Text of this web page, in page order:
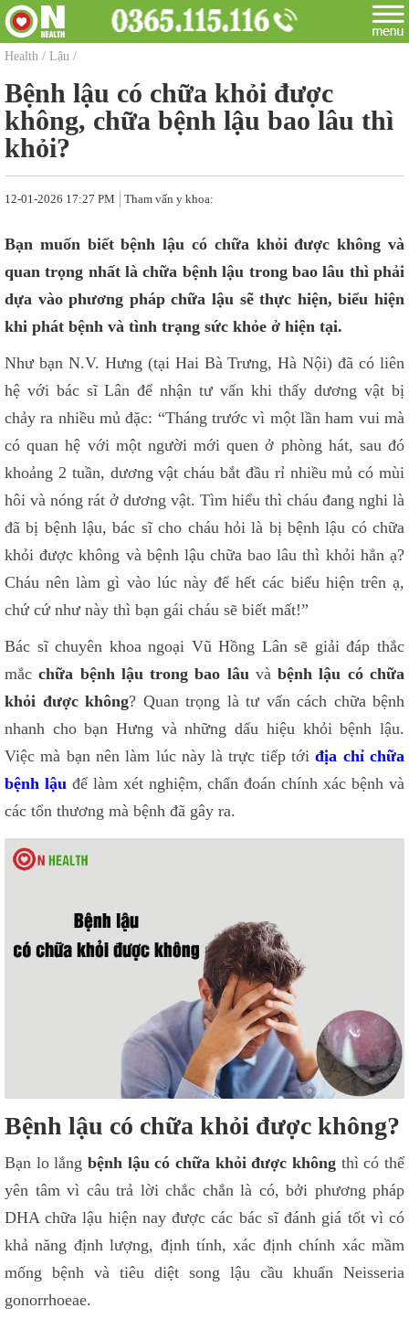
Health / Lậu /
Bệnh lậu có chữa khỏi được
không, chữa bệnh lậu bao lâu thì
khỏi?
12-01-2026 17:27 PM Tham vấn y khoa:
Bạn muốn biết bệnh lậu có chữa khỏi được không và
quan trọng nhất là chữa bệnh lậu trong bao lâu thì phải
dựa vào phương pháp chữa lậu sẽ thực hiện, biểu hiện
khi phát bệnh và tình trạng sức khỏe ở hiện tại.
Như bạn N.V. Hưng (tại Hai Bà Trưng, Hà Nội) đã có liên
hệ với bác sĩ Lân để nhận tư vấn khi thấy dương vật bị
chảy ra nhiều mủ đặc: “Tháng trước vì một lần ham vui mà
có quan hệ với một người mới quen ở phòng hát, sau đó
khoảng 2 tuần, dương vật cháu bắt đầu rỉ nhiều mủ có mùi
hôi và nóng rát ở dương vật. Tìm hiểu thì cháu đang nghi là
đã bị bệnh lậu, bác sĩ cho cháu hỏi là bị bệnh lậu có chữa
khỏi được không và bệnh lậu chữa bao lâu thì khỏi hẳn ạ?
Cháu nên làm gì vào lúc này để hết các biểu hiện trên ạ,
chứ cứ như này thì bạn gái cháu sẽ biết mất!”
Bác sĩ chuyên khoa ngoại Vũ Hồng Lân sẽ giải đáp thắc
mắcchữa bệnh lậu trong bao lâuvàbệnh lậu có chữa
khỏi được không? Quan trọng là tư vấn cách chữa bệnh
nhanh cho bạn Hưng và những dấu hiệu khỏi bệnh lậu.
Việc mà bạn nên làm lúc này là trực tiếp tớiđịa chỉ chữa
bệnh lậuđể làm xét nghiệm, chẩn đoán chính xác bệnh và
các tổn thương mà bệnh đã gây ra.
Bệnh lậu có chữa khỏi được không?
Bạn lo lắng bệnh lậu có chữa khỏi được không thì có thể
yên tâm vì câu trả lời chắc chắn là có, bởi phương pháp
DHA chữa lậu hiện nay được các bác sĩ đánh giá tốt vì có
khả năng định lượng, định tính, xác định chính xác mầm
mống bệnh và tiêu diệt song lậu cầu khuẩn Neisseria
gonorrhoeae.